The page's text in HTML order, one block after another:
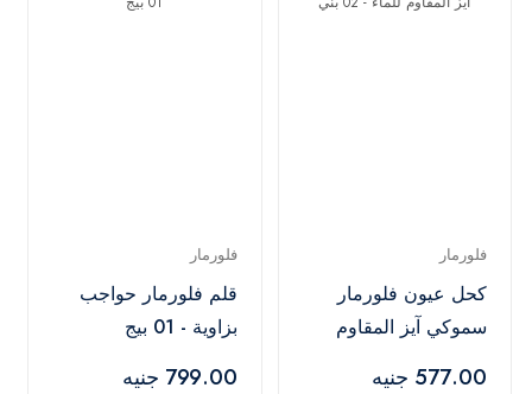
فلورمار
كحل عيون فلورمار
سموكي آيز المقاوم
577.00 جنيه
فلورمار
قلم فلورمار حواجب
بزاوية - 01 بيج
799.00 جنيه